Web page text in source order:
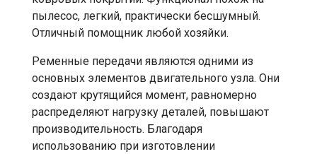
пылесос, легкий, практически бесшумный.
Отличный помощник любой хозяйки.
Ременные передачи являются одними из
основных элементов двигательного узла. Они
создают крутящийся момент, равномерно
распределяют нагрузку деталей, повышают
производительность. Благодаря
использованию при изготовлении